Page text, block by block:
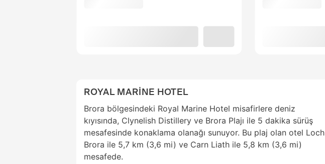
ROYAL MARİNE HOTEL
Brora bölgesindeki Royal Marine Hotel misafirlere deniz
kıyısında, Clynelish Distillery ve Brora Plajı ile 5 dakika sürüş
mesafesinde konaklama olanağı sunuyor. Bu plaj olan otel Loch
Brora ile 5,7 km (3,6 mi) ve Carn Liath ile 5,8 km (3,6 mi)
mesafede.